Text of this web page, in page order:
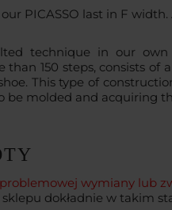
PICASSO last in F
technique in our
than 150 steps, consists
This type of
be molded and acquiring
wymiany lub
dokładnie w takim